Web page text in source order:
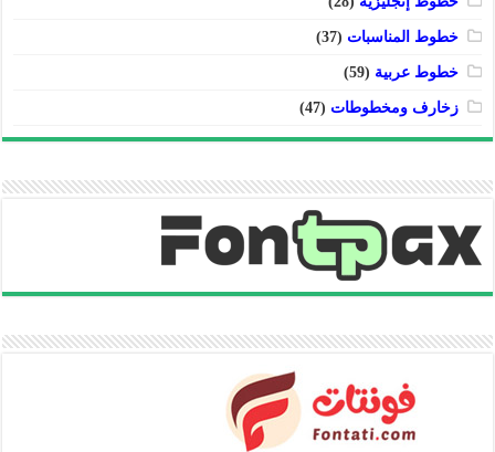
خطوط المناسبات (37)
خطوط عربية (59)
زخارف ومخطوطات (47)